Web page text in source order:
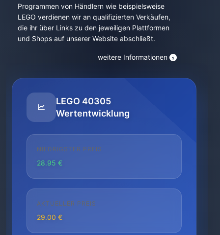
Programmen von Händlern wie beispielsweise
LEGO verdienen wir an qualifizierten Verkäufen,
die ihr über Links zu den jeweiligen Plattformen
und Shops auf unserer Website abschließt.
weitere Informationen
LEGO 40305
Wertentwicklung
NIEDRIGSTER PREIS
28.95 €
AKTUELLER PREIS
29.00 €